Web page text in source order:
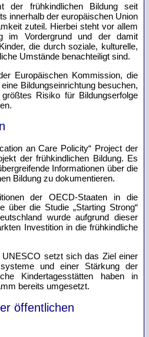
der frühkindlichen Bildung seit
innerhalb der europäischen Union
zuteil. Hierbei steht vor allem
im Vordergrund und der damit
die durch soziale, kulturelle,
Umstände benachteiligt sind.
Europäischen Kommission, die
Bildungseinrichtung besuchen,
Risiko für Bildungserfolge
an Care Policity“ Project der
der frühkindlichen Bildung. Es
Informationen über die
Bildung zu dokumentieren.
der OECD-Staaten in die
über die Studie „Starting Strong“
wurde aufgrund dieser
Investition in die frühkindliche
UNESCO setzt sich das Ziel einer
und einer Stärkung der
Kindertagesstätten haben in
bereits umgesetzt.
öffentlichen